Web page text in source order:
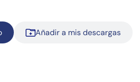
Añadir a mis descargas